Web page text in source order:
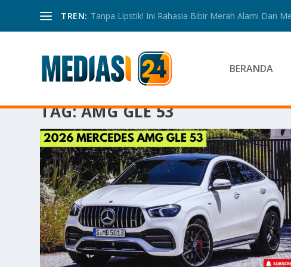
TREN: Tanpa Lipstik! Ini Rahasia Bibir Merah Alami Dan
BERANDA
TAG:AMG GLE 53